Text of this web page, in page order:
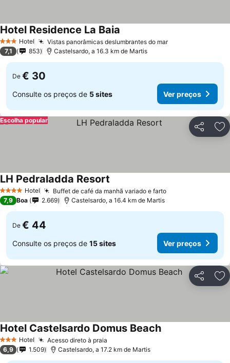
3 EstrelasHotel Vistas panorâmicas deslumbrantes do mar
Hotel Residence La Baia
7,1 853 Castelsardo, a 16.3 km de Martis
De € 30
Consulte os preços de 5 sites Ver preços
Partilhar
Escolha popular
4 EstrelasHotel Buffet de café da manhã variado e farto
LH Pedraladda Resort
7,9 Boa 2.669 Castelsardo, a 16.4 km de Martis
De € 44
Consulte os preços de 15 sites Ver preços
Partilhar
3 EstrelasHotel Acesso direto à praia
Hotel Castelsardo Domus Beach
6,9 1.509 Castelsardo, a 17.2 km de Martis